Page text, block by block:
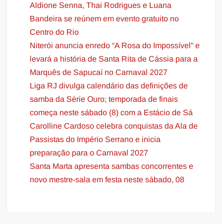
Aldione Senna, Thai Rodrigues e Luana
Bandeira se reúnem em evento gratuito no
Centro do Rio
Niterói anuncia enredo “A Rosa do Impossível” e
levará a história de Santa Rita de Cássia para a
Marquês de Sapucaí no Carnaval 2027
Liga RJ divulga calendário das definições de
samba da Série Ouro; temporada de finais
começa neste sábado (8) com a Estácio de Sá
Carolline Cardoso celebra conquistas da Ala de
Passistas do Império Serrano e inicia
preparação para o Carnaval 2027
Santa Marta apresenta sambas concorrentes e
novo mestre-sala em festa neste sábado, 08